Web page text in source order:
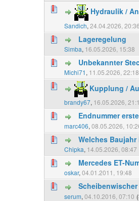
Hydraulik /
Sandich, 24.04.2026, 20:36
Lageregelung
Simba, 16.05.2026, 15:38
Unbekannter
Michi71, 11.05.2026, 22:18
Kupplung /
brandy67, 16.05.2026,
Endnummer
marc406, 08.05.2026,
Welches Baujahr
Chipka, 14.05.2026, 08:47
Mercedes ET-
oskar,04.01.2011, 19:48
serum, 04.10.2016, 07:10